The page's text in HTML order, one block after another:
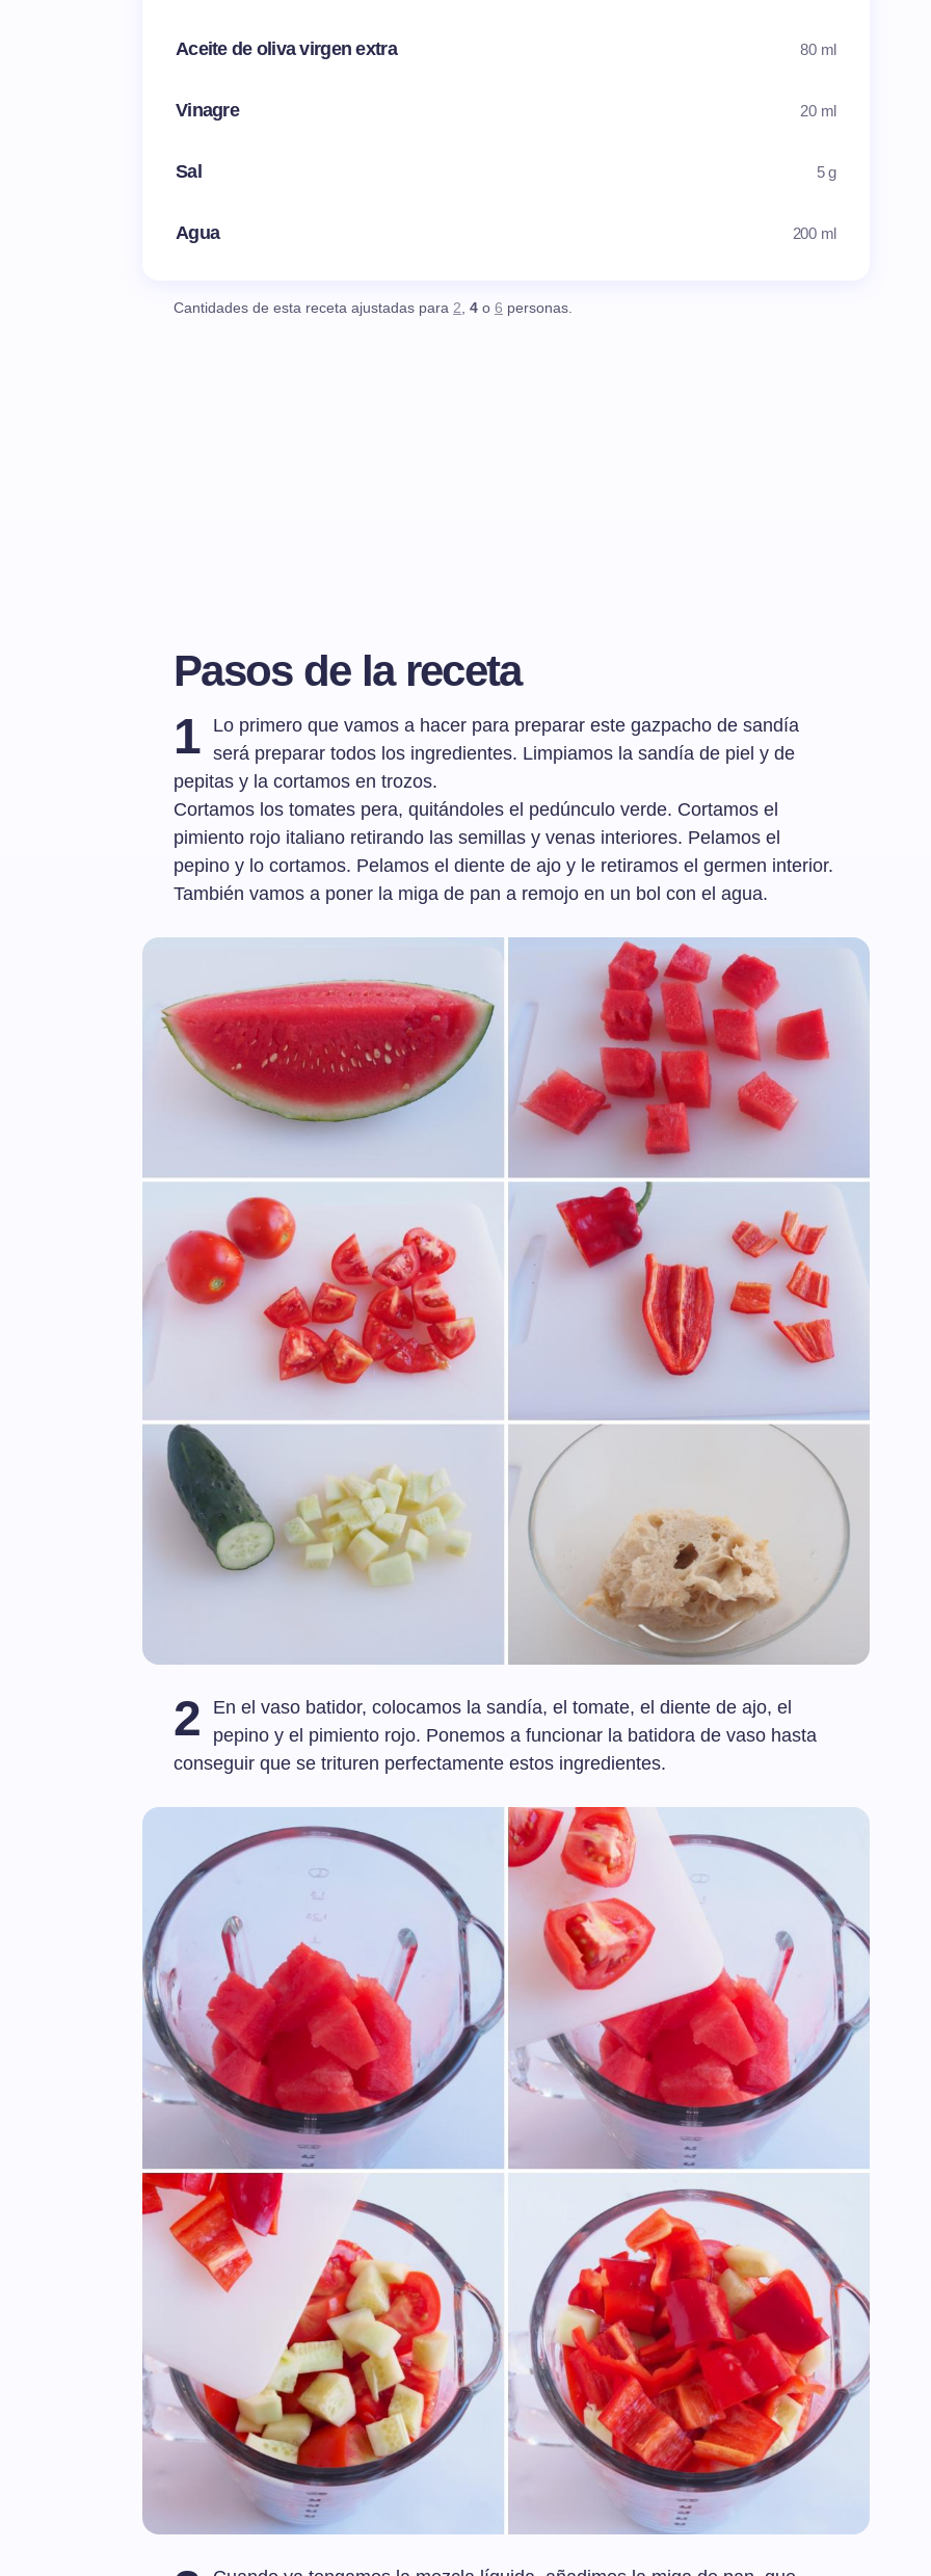
Aceite de oliva virgen extra 80 ml
Vinagre 20 ml
Sal 5 g
Agua 200 ml
Cantidades de esta receta ajustadas para 2, 4 o 6 personas.
Pasos de la receta
1
Lo primero que vamos a hacer para preparar este gazpacho de sandía
será preparar todos los ingredientes. Limpiamos la sandía de piel y de
pepitas y la cortamos en trozos.
Cortamos los tomates pera, quitándoles el pedúnculo verde. Cortamos el
pimiento rojo italiano retirando las semillas y venas interiores. Pelamos el
pepino y lo cortamos. Pelamos el diente de ajo y le retiramos el germen interior.
También vamos a poner la miga de pan a remojo en un bol con el agua.
2
En el vaso batidor, colocamos la sandía, el tomate, el diente de ajo, el
pepino y el pimiento rojo. Ponemos a funcionar la batidora de vaso hasta
conseguir que se trituren perfectamente estos ingredientes.